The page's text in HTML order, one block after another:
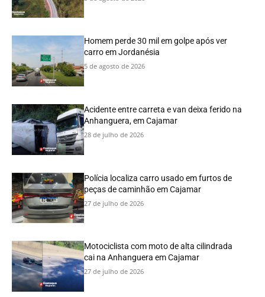
Homem perde 30 mil em golpe após ver
carro em Jordanésia
5 de agosto de 2026
Acidente entre carreta e van deixa ferido na
Anhanguera, em Cajamar
28 de julho de 2026
Polícia localiza carro usado em furtos de
peças de caminhão em Cajamar
27 de julho de 2026
Motociclista com moto de alta cilindrada
cai na Anhanguera em Cajamar
27 de julho de 2026